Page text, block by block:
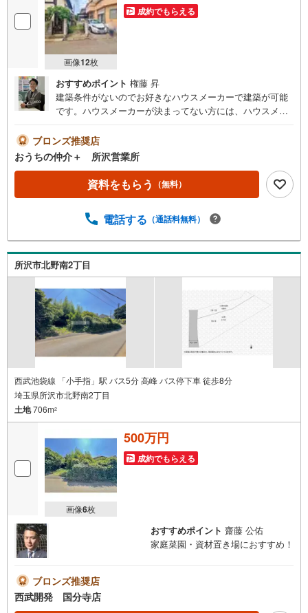
画像12枚
成約でもらえる
おすすめポイント 権藤 昇
建築条件がないのでお好きなハウスメーカーで建築が可能
です。ハウスメーカーが決まってない方には、ハウスメー
ブロンズ推奨店
おうちの仲介＋ 所沢営業所
資料をもらう （無料）
電話する （通話料無料）
所沢市北野南2丁目
西武池袋線 「小手指」駅 バス5分 高峰 バス停下車 徒歩8分
埼玉県所沢市北野南2丁目
土地706m2
画像6枚
500万円
成約でもらえる
おすすめポイント 齋藤 公佑
家庭菜園・資材置き場におすすめ！
ブロンズ推奨店
西武開発 国分寺店